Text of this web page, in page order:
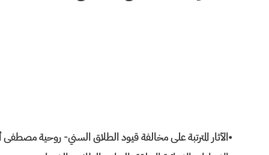
•الآثار المترتبة على مخالفة قيود الطلاق السني- روحية